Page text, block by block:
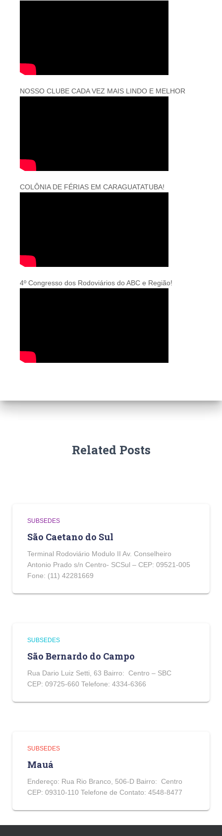
NOSSO CLUBE CADA VEZ MAIS LINDO E MELHOR
COLÔNIA DE FÉRIAS EM CARAGUATATUBA!
4º Congresso dos Rodoviários do ABC e Região!
Related Posts
SUBSEDES
São Caetano do Sul
Terminal Rodoviário Modulo II Av. Conselheiro
Antonio Prado s/n Centro- SCSul – CEP: 09521-005
Fone: (11) 42281669
SUBSEDES
São Bernardo do Campo
Rua Dario Luiz Setti, 63 Bairro: Centro – SBC
CEP: 09725-660 Telefone: 4334-6366
SUBSEDES
Mauá
Endereço: Rua Rio Branco, 506-D Bairro: Centro
CEP: 09310-110 Telefone de Contato: 4548-8477